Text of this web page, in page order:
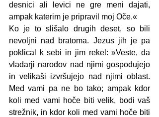
desnici ali levici ne gre meni dajati,
ampak katerim je pripravil moj Oče.«
Ko je to slišalo drugih deset, so bili
nevoljni nad bratoma. Jezus jih je pa
poklical k sebi in jim rekel: »Veste, da
vladarji narodov nad njimi gospodujejo
in velikaši izvršujejo nad njimi oblast.
Med vami pa ne bo tako; ampak kdor
koli med vami hoče biti velik, bodi vaš
strežnik, in kdor koli med vami hoče biti